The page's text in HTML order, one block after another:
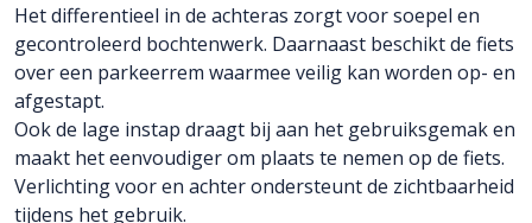
Het differentieel in de achteras zorgt voor soepel en
gecontroleerd bochtenwerk. Daarnaast beschikt de fiets
over een parkeerrem waarmee veilig kan worden op- en
afgestapt.
Ook de lage instap draagt bij aan het gebruiksgemak en
maakt het eenvoudiger om plaats te nemen op de fiets.
Verlichting voor en achter ondersteunt de zichtbaarheid
tijdens het gebruik.